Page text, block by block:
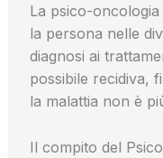
La psico-
la persona nelle
diagnosi ai
possibile recidiva,
la malattia non è
Il compito del